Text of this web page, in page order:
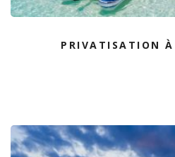
PRIVATISATION À